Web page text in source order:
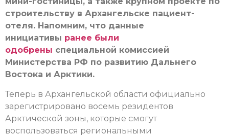
строительству в Архангельске пациент-
отеля. Напомним, что данные
инициативы ранее были
одобрены специальной комиссией
Министерства РФ по развитию Дальнего
Востока и Арктики.
Теперь в Архангельской области официально
зарегистрировано восемь резидентов
Арктической зоны, которые смогут
воспользоваться региональными